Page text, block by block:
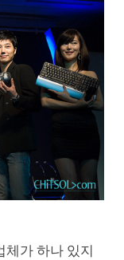
가 하나 있지